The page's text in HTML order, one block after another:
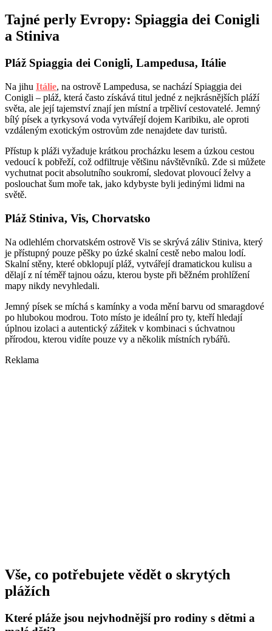
Tajné perly Evropy: Spiaggia dei Conigli
a Stiniva
Pláž Spiaggia dei Conigli, Lampedusa, Itálie
Na jihu Itálie, na ostrově Lampedusa, se nachází Spiaggia dei
Conigli – pláž, která často získává titul jedné z nejkrásnějších pláží
světa, ale její tajemství znají jen místní a trpěliví cestovatelé. Jemný
bílý písek a tyrkysová voda vytvářejí dojem Karibiku, ale oproti
vzdáleným exotickým ostrovům zde nenajdete dav turistů.
Přístup k pláži vyžaduje krátkou procházku lesem a úzkou cestou
vedoucí k pobřeží, což odfiltruje většinu návštěvníků. Zde si můžete
vychutnat pocit absolutního soukromí, sledovat plovoucí želvy a
poslouchat šum moře tak, jako kdybyste byli jedinými lidmi na
světě.
Pláž Stiniva, Vis, Chorvatsko
Na odlehlém chorvatském ostrově Vis se skrývá záliv Stiniva, který
je přístupný pouze pěšky po úzké skalní cestě nebo malou lodí.
Skalní stěny, které obklopují pláž, vytvářejí dramatickou kulisu a
dělají z ní téměř tajnou oázu, kterou byste při běžném prohlížení
mapy nikdy nevyhledali.
Jemný písek se míchá s kamínky a voda mění barvu od smaragdové
po hlubokou modrou. Toto místo je ideální pro ty, kteří hledají
úplnou izolaci a autentický zážitek v kombinaci s úchvatnou
přírodou, kterou vidíte pouze vy a několik místních rybářů.
Reklama
Vše, co potřebujete vědět o skrytých
plážích
Které pláže jsou nejvhodnější pro rodiny s dětmi a